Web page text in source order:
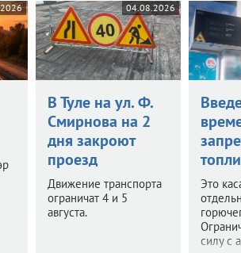
04.08.2026
В Туле на ул. Ф.
Смирнова на 2
дня закроют
проезд
Движение транспорта
ограничат 4 и 5
августа.
Это
силу с